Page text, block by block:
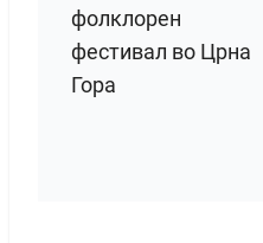
фолклорен
фестивал во Црна
Гора